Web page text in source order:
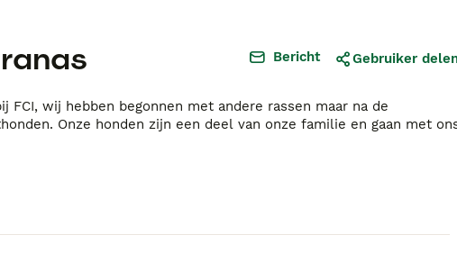
Bericht Gebruiker
FCI, wij hebben begonnen met andere rassen maar na de
Onze honden zijn een deel van onze familie en gaan met